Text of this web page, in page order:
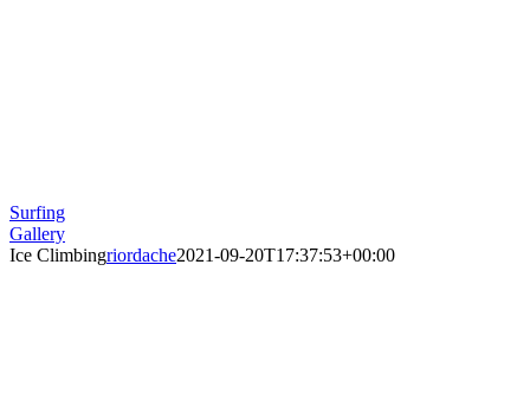
Surfing
Gallery
Ice Climbingriordache2021-09-20T17:37:53+00:00